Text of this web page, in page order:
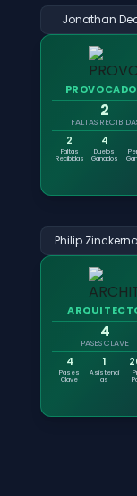
Jonathan
2
FALTAS
2
Faltas
Recibidas
4
Duelos
Ganados
Philip
4
PASES CLAVE
4
Pases
Clave
1
Asistenci
as